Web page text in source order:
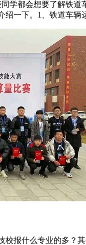
都会想要了解铁道
绍一下。1、铁道车
报什么专业的多？